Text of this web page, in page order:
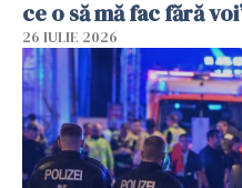
ce o să mă fac fără
26 IULIE 2026